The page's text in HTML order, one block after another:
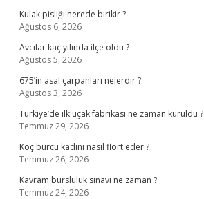
Kulak pisliği nerede birikir ?
Ağustos 6, 2026
Avcılar kaç yılında ilçe oldu ?
Ağustos 5, 2026
675’in asal çarpanları nelerdir ?
Ağustos 3, 2026
Türkiye’de ilk uçak fabrikası ne zaman kuruldu ?
Temmuz 29, 2026
Koç burcu kadını nasıl flört eder ?
Temmuz 26, 2026
Kavram bursluluk sınavı ne zaman ?
Temmuz 24, 2026